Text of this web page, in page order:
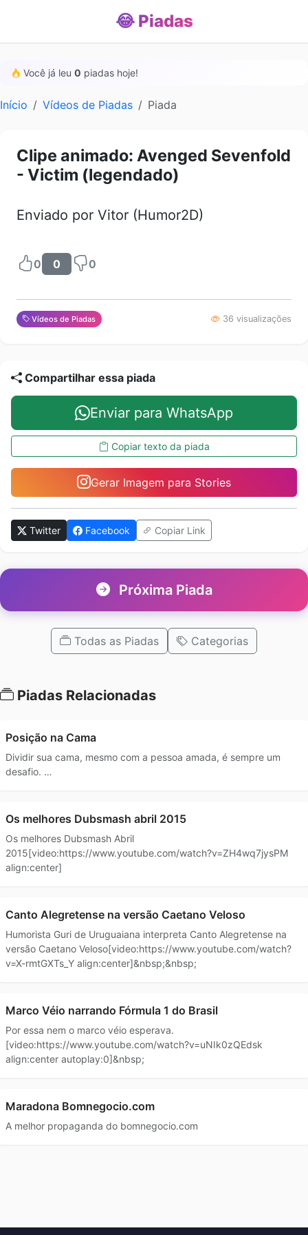
😂 Piadas
Você já leu 0 piadas hoje!
Início Vídeos de Piadas Piada
Clipe animado: Avenged Sevenfold
- Victim (legendado)
Enviado por Vitor (Humor2D)
0 0 0
Vídeos de Piadas 36 visualizações
Compartilhar essa piada
Enviar para WhatsApp
Copiar texto da piada
Gerar Imagem para Stories
Twitter Facebook Copiar Link
Próxima Piada
Todas as Piadas Categorias
Piadas Relacionadas
Posição na Cama
Dividir sua cama, mesmo com a pessoa amada, é sempre um
desafio. …
Os melhores Dubsmash abril 2015
Os melhores Dubsmash Abril
2015[video:https://www.youtube.com/watch?v=ZH4wq7jysPM
align:center]
Canto Alegretense na versão Caetano Veloso
Humorista Guri de Uruguaiana interpreta Canto Alegretense na
versão Caetano Veloso[video:https://www.youtube.com/watch?
v=X-rmtGXTs_Y align:center]&nbsp;&nbsp;
Marco Véio narrando Fórmula 1 do Brasil
Por essa nem o marco véio esperava.
[video:https://www.youtube.com/watch?v=uNIk0zQEdsk
align:center autoplay:0]&nbsp;
Maradona Bomnegocio.com
A melhor propaganda do bomnegocio.com